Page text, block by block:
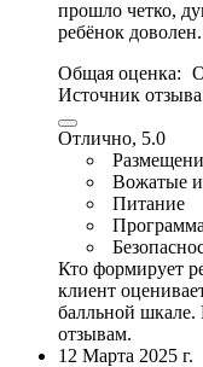
прошло четко,
ребёнок доволен.
Общая оценка:
Источник
Отлично, 5.0
Вожатые
Питание
Программа
Кто формирует
клиент
балльной шкале.
отзывам.
12 Марта 2025 г.